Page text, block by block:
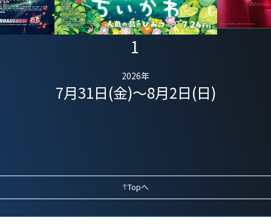
1
2026年
7月31日(金)～8月2日(日)
Topへ